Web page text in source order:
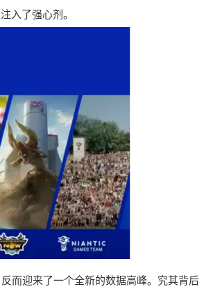
入了强心剂。
而迎来了一个全新的数据高峰。究其背后